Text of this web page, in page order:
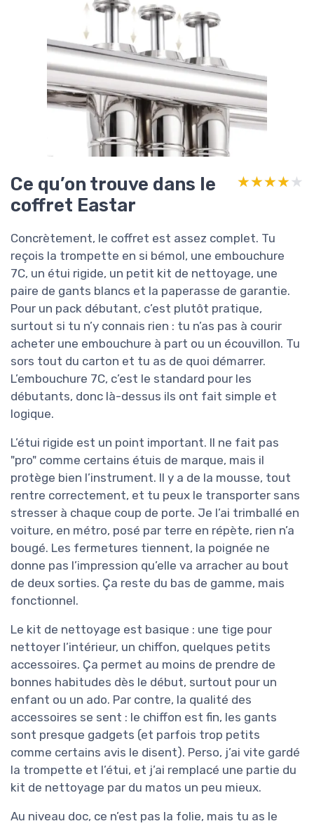
Ce qu’on trouve dans le
coffret Eastar
★★★★★
★★★★★
Concrètement, le coffret est assez complet. Tu
reçois la trompette en si bémol, une embouchure
7C, un étui rigide, un petit kit de nettoyage, une
paire de gants blancs et la paperasse de garantie.
Pour un pack débutant, c’est plutôt pratique,
surtout si tu n’y connais rien : tu n’as pas à courir
acheter une embouchure à part ou un écouvillon. Tu
sors tout du carton et tu as de quoi démarrer.
L’embouchure 7C, c’est le standard pour les
débutants, donc là-dessus ils ont fait simple et
logique.
L’étui rigide est un point important. Il ne fait pas
"pro" comme certains étuis de marque, mais il
protège bien l’instrument. Il y a de la mousse, tout
rentre correctement, et tu peux le transporter sans
stresser à chaque coup de porte. Je l’ai trimballé en
voiture, en métro, posé par terre en répète, rien n’a
bougé. Les fermetures tiennent, la poignée ne
donne pas l’impression qu’elle va arracher au bout
de deux sorties. Ça reste du bas de gamme, mais
fonctionnel.
Le kit de nettoyage est basique : une tige pour
nettoyer l’intérieur, un chiffon, quelques petits
accessoires. Ça permet au moins de prendre de
bonnes habitudes dès le début, surtout pour un
enfant ou un ado. Par contre, la qualité des
accessoires se sent : le chiffon est fin, les gants
sont presque gadgets (et parfois trop petits
comme certains avis le disent). Perso, j’ai vite gardé
la trompette et l’étui, et j’ai remplacé une partie du
kit de nettoyage par du matos un peu mieux.
Au niveau doc, ce n’est pas la folie, mais tu as le